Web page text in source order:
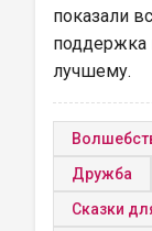
показали
поддержка
лучшему.
Дружба
Сказки